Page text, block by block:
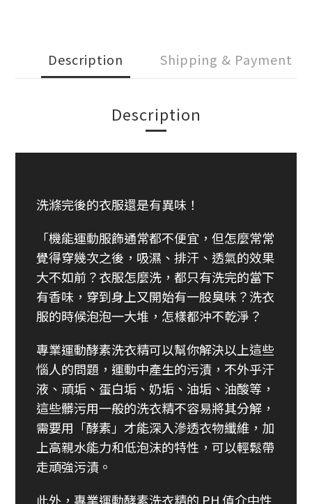
Description Shipping & Payment
Description
洗滌完後的衣服還是有異味！
「機能運動服飾通常都不便宜，但怎麼常常
覺得穿幾次之後，吸濕、排汗、透氣的效果
大不如前？衣服怎麼洗，都只有洗完的當下
有香味，穿到身上又開始有一股臭味？洗衣
服的時候泡泡一大堆，怎樣都沖不乾淨？
專業運動酵素洗衣精可以幫你解決以上這些
惱人的問題，運動中產生的污漬，不外乎汗
液、頑垢、蛋白垢、奶垢、油垢、油酸等，
這些髒污用一般的洗衣精不容易將其分解，
需要用「酵素」才能深入滲透衣物纖維，加
上高親水能力和低泡沫的特性，可以輕鬆帶
走頑強污漬。
此外，專業運動酵素洗衣精的 PH 值介中性